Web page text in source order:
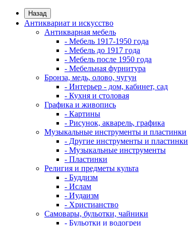
Назад
Антиквариат и искусство
Антикварная мебель
- Мебель 1917-1950 года
- Мебель до 1917 года
- Мебель после 1950 года
- Мебельная фурнитура
Бронза, медь, олово, чугун
- Интерьер - дом, кабинет, сад
- Кухня и столовая
Графика и живопись
- Картины
- Рисунок, акварель, графика
Музыкальные инструменты и пластинки
- Другие инструменты и пластинки
- Музыкальные инструменты
- Пластинки
Религия и предметы культа
- Буддизм
- Ислам
- Иудаизм
- Христианство
Самовары, бульотки, чайники
- Бульотки и водогреи